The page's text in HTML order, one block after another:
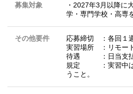
募集対象
・2027年3月以降に
学・専門学校・高専
その他要件
応募締切 ：各回１
実習場所 ：リモー
待遇 ：日当支払
規定 ：実習中は
うこと。